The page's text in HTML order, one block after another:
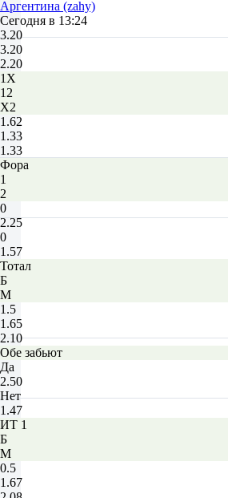
Аргентина (zahy)
Сегодня в 13:24
3.20
3.20
2.20
1X
12
X2
1.62
1.33
1.33
Фора
1
2
0
2.25
0
1.57
Тотал
Б
М
1.5
1.65
2.10
Обе забьют
Да
2.50
Нет
1.47
ИТ 1
Б
М
0.5
1.67